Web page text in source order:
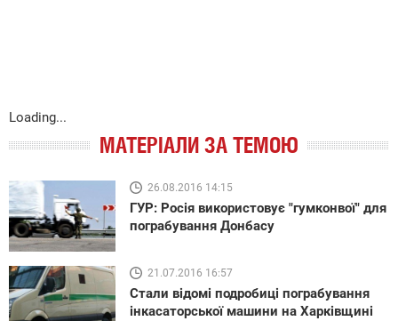
Loading...
МАТЕРІАЛИ ЗА ТЕМОЮ
26.08.2016 14:15
ГУР: Росія використовує "гумконвої" для
пограбування Донбасу
21.07.2016 16:57
Стали відомі подробиці пограбування
інкасаторської машини на Харківщині